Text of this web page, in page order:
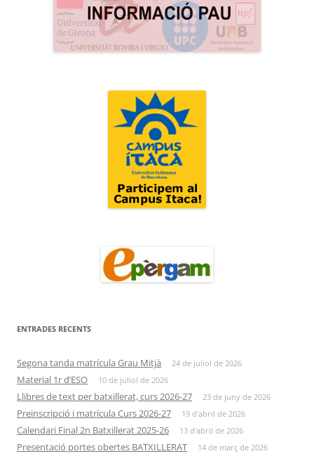
ENTRADES RECENTS
Segona tanda matrícula Grau Mitjà 24 de juliol de 2026
Material 1r d’ESO 10 de juliol de 2026
Llibres de text per batxillerat, curs 2026-27 23 de juny de 2026
Preinscripció i matrícula Curs 2026-27 19 d'abril de 2026
Calendari Final 2n Batxillerat 2025-26 13 d'abril de 2026
Presentació portes obertes BATXILLERAT 14 de març de 2026